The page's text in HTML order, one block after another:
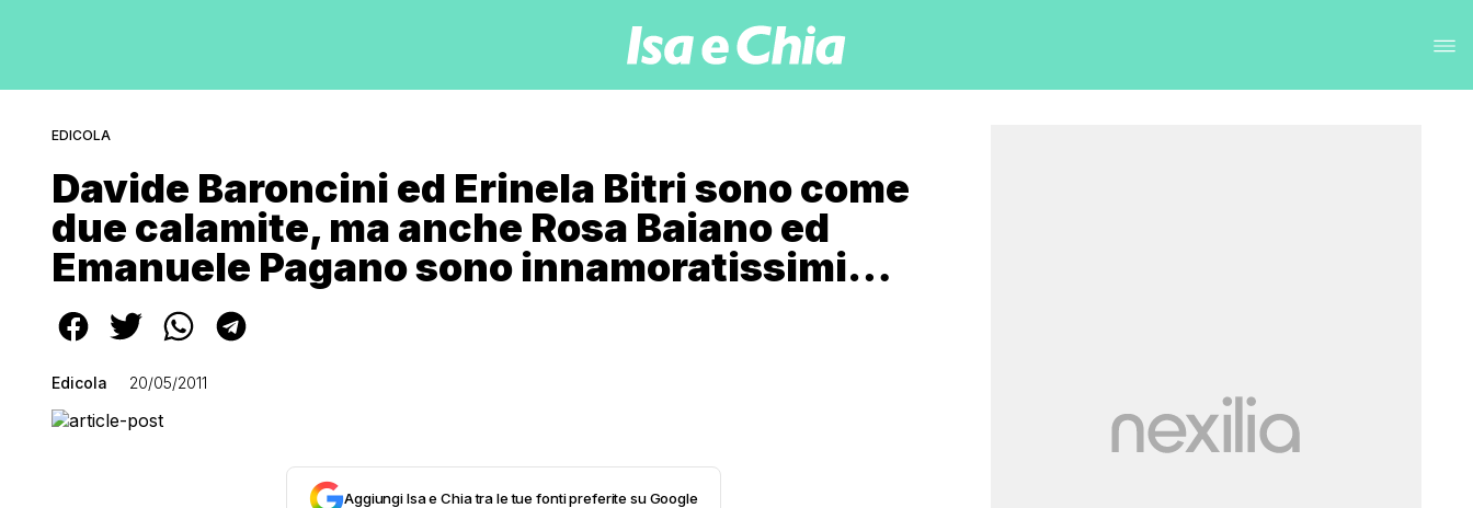
EDICOLA
Davide Baroncini ed Erinela Bitri sono come
due calamite, ma anche Rosa Baiano ed
Emanuele Pagano sono innamoratissimi…
Edicola 20/05/2011
Aggiungi Isa e Chia tra le tue fonti preferite su Google